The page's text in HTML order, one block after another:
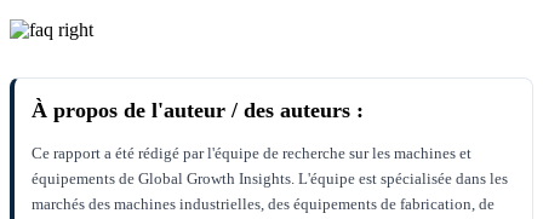
À propos de l'auteur / des auteurs :
Ce rapport a été rédigé par l'équipe de recherche sur les machines et
équipements de Global Growth Insights. L'équipe est spécialisée dans les
marchés des machines industrielles, des équipements de fabrication, de